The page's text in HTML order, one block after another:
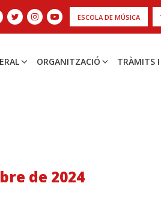
ESCOLA DE MÚSICA
ORGANITZACIÓ TRÀMITS
de 2024